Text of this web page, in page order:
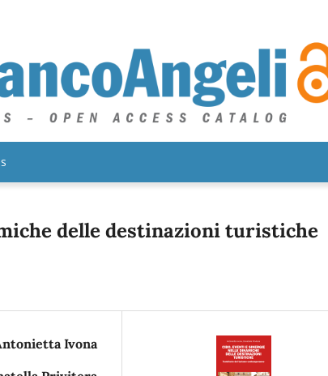
delle destinazioni turistiche
Ivona